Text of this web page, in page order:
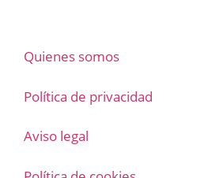
Quienes somos
Política de privacidad
Aviso legal